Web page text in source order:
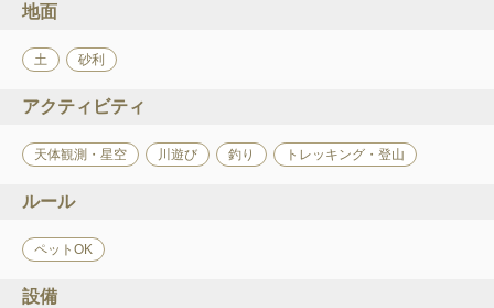
地面
土 砂利
アクティビティ
天体観測・星空 川遊び 釣り トレッキング・登山
ルール
ペットOK
設備